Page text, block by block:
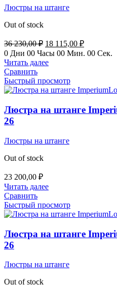
Люстры на штанге
Out of stock
36 230,00₽ Первоначальная
цена
составляла
36
230,00 ₽.
18 115,00 ₽Текущая
цена:
0 Дни 00 Часы 00 Мин. 00 Сек.
Читать далее
Сравнить
Быстрый просмотр
Люстра на штанге
26
Люстры на штанге
Out of stock
23 200,00 ₽
Читать далее
Сравнить
Быстрый просмотр
Люстра на штанге
26
Люстры на штанге
Out of stock